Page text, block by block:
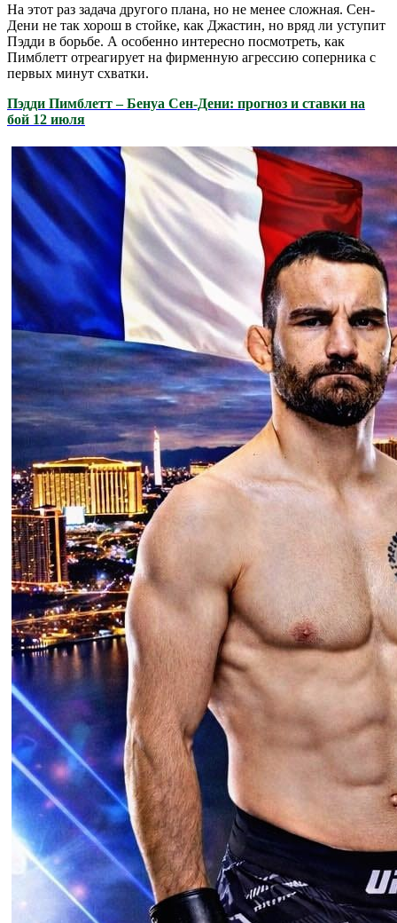
На этот раз задача другого плана, но не менее сложная. Сен-
Дени не так хорош в стойке, как Джастин, но вряд ли уступит
Пэдди в борьбе. А особенно интересно посмотреть, как
Пимблетт отреагирует на фирменную агрессию соперника с
первых минут схватки.
Пэдди Пимблетт – Бенуа Сен-Дени: прогноз и ставки на
бой 12 июля